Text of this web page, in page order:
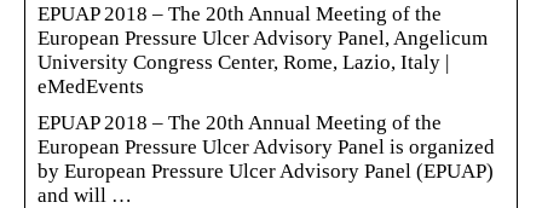
EPUAP 2018 – The 20th Annual Meeting of the
European Pressure Ulcer Advisory Panel, Angelicum
University Congress Center, Rome, Lazio, Italy |
eMedEvents
EPUAP 2018 – The 20th Annual Meeting of the
European Pressure Ulcer Advisory Panel is organized
by European Pressure Ulcer Advisory Panel (EPUAP)
and will …